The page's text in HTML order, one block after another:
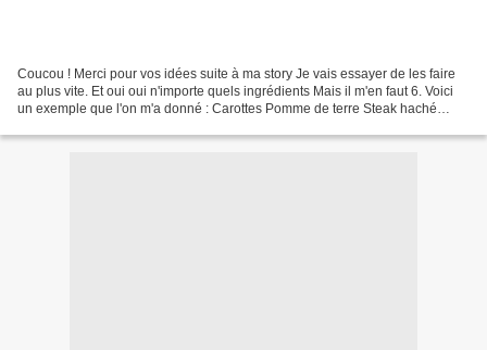
Coucou ! Merci pour vos idées suite à ma story Je vais essayer de les faire
au plus vite. Et oui oui n'importe quels ingrédients Mais il m'en faut 6. Voici
un exemple que l'on m'a donné : Carottes Pomme de terre Steak haché